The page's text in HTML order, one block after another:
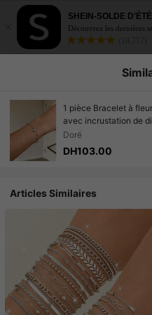
SHEIN-SOLDE D'ÉTÉ
Découvrez les dernières
1 pièce Bracelet à
avec incrustation de
accessoire de bijoux
Doré
DH103.00
Articles Similaires